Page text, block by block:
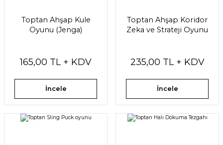
Toptan Ahşap Kule
Oyunu (Jenga)
165,00 TL + KDV
İncele
Toptan Ahşap Koridor
Zeka ve Strateji Oyunu
235,00 TL + KDV
İncele